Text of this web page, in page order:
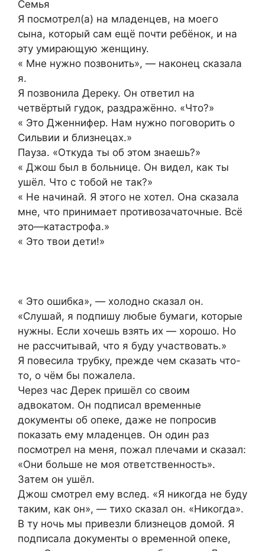
Семья
Я посмотрел(а) на младенцев, на моего
сына, который сам ещё почти ребёнок, и на
эту умирающую женщину.
« Мне нужно позвонить», — наконец сказала
я.
Я позвонила Дереку. Он ответил на
четвёртый гудок, раздражённо. «Что?»
« Это Дженнифер. Нам нужно поговорить о
Сильвии и близнецах.»
Пауза. «Откуда ты об этом знаешь?»
« Джош был в больнице. Он видел, как ты
ушёл. Что с тобой не так?»
« Не начинай. Я этого не хотел. Она сказала
мне, что принимает противозачаточные. Всё
это—катастрофа.»
« Это твои дети!»
« Это ошибка», — холодно сказал он.
«Слушай, я подпишу любые бумаги, которые
нужны. Если хочешь взять их — хорошо. Но
не рассчитывай, что я буду участвовать.»
Я повесила трубку, прежде чем сказать что-
то, о чём бы пожалела.
Через час Дерек пришёл со своим
адвокатом. Он подписал временные
документы об опеке, даже не попросив
показать ему младенцев. Он один раз
посмотрел на меня, пожал плечами и сказал:
«Они больше не моя ответственность».
Затем он ушёл.
Джош смотрел ему вслед. «Я никогда не буду
таким, как он», — тихо сказал он. «Никогда».
В ту ночь мы привезли близнецов домой. Я
подписала документы о временной опеке,